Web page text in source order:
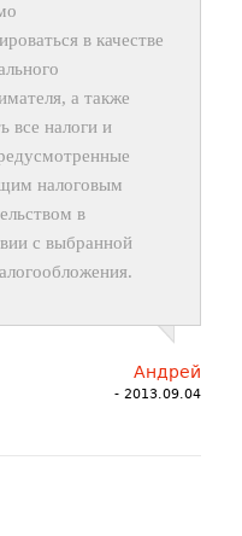
в качестве
а также
все налоги и
налоговым
в
с выбранной
Андрей
- 2013.09.04